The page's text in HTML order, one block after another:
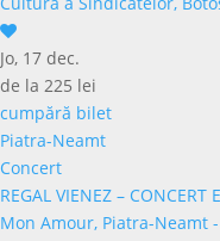
Jo, 17 dec.
de la 225 lei
cumpără bilet
Piatra-Neamt
Concert
REGAL VIENEZ – CONCERT
Mon Amour, Piatra-Neamt